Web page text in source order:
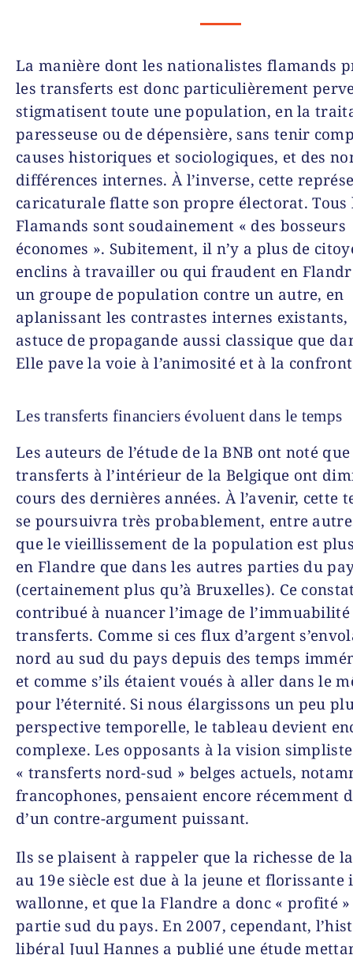
La manière dont les nationalistes flamands
les transferts est donc particulièrement
stigmatisent toute une population, en la
paresseuse ou de dépensière, sans tenir
causes historiques et sociologiques, et des
différences internes. À l’inverse, cette
caricaturale flatte son propre électorat. Tous
Flamands sont soudainement « des bosseurs
économes ». Subitement, il n’y a plus de
enclins à travailler ou qui fraudent en
un groupe de population contre un autre, en
aplanissant les contrastes internes existants,
astuce de propagande aussi classique que
Elle pave la voie à l’animosité et à la
Les transferts financiers évoluent dans le temps
Les auteurs de l’étude de la BNB ont noté
transferts à l’intérieur de la Belgique ont
cours des dernières années. À l’avenir, cette
se poursuivra très probablement, entre
que le vieillissement de la population est
en Flandre que dans les autres parties du
(certainement plus qu’à Bruxelles). Ce
contribué à nuancer l’image de l’immuabilité
transferts. Comme si ces flux d’argent
nord au sud du pays depuis des temps
et comme s’ils étaient voués à aller dans le
pour l’éternité. Si nous élargissons un peu
perspective temporelle, le tableau devient
complexe. Les opposants à la vision
« transferts nord-sud » belges actuels,
francophones, pensaient encore récemment
d’un contre-argument puissant.
Ils se plaisent à rappeler que la richesse de
au 19e siècle est due à la jeune et
wallonne, et que la Flandre a donc « profité
partie sud du pays. En 2007, cependant,
libéral Juul Hannes a publié une étude